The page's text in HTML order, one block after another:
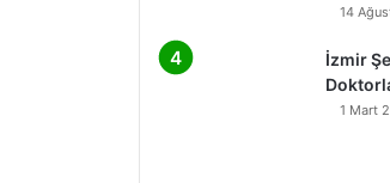
14
İzmir
1 Mart